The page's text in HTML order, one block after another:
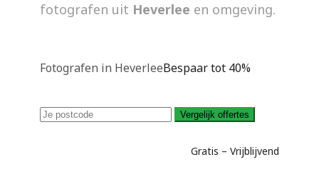
fotografen uit Heverlee en omgeving.
Fotografen in HeverleeBespaar tot 40%
Vergelijk offertes
Gratis – Vrijblijvend